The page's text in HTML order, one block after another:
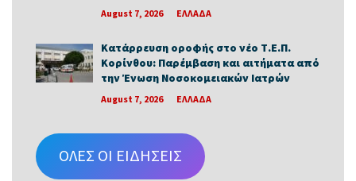
August 7, 2026 ΕΛΛΑΔΑ
Κατάρρευση οροφής στο νέο Τ.Ε.Π.
Κορίνθου: Παρέμβαση και αιτήματα από
την Ένωση Νοσοκομειακών Ιατρών
August 7, 2026 ΕΛΛΑΔΑ
ΟΛΕΣ ΟΙ ΕΙΔΗΣΕΙΣ